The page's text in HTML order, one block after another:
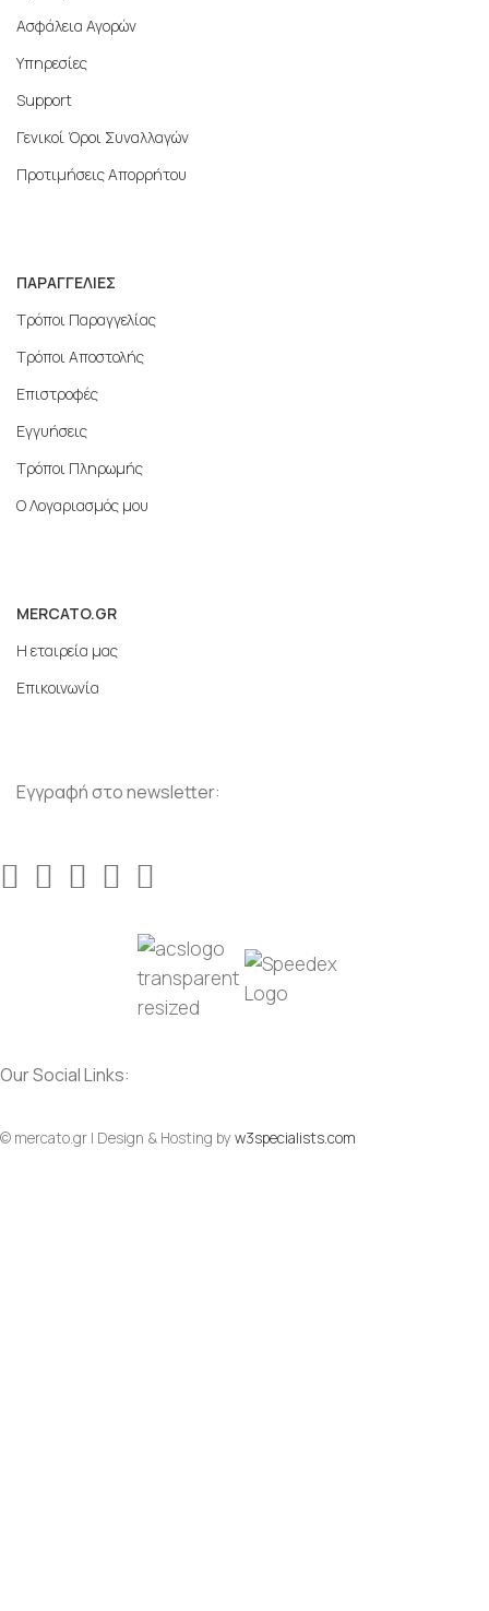
Ασφάλεια Αγορών
Υπηρεσίες
Support
Γενικοί Όροι Συναλλαγών
Προτιμήσεις Απορρήτου
ΠΑΡΑΓΓΕΛΙΕΣ
Τρόποι Παραγγελίας
Τρόποι Αποστολής
Επιστροφές
Εγγυήσεις
Τρόποι Πληρωμής
Ο Λογαριασμός μου
MERCATO.GR
Η εταιρεία μας
Επικοινωνία
Εγγραφή στο newsletter:
Our Social Links:
© mercato.gr | Design & Hosting by w3specialists.com